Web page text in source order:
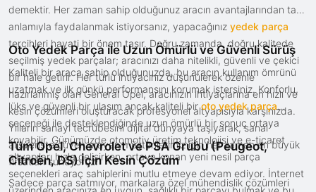
demektir. Her zaman sahip olduğunuz aracın avantajlarından tam
anlamıyla faydalanmak istiyorsanız, yapacağınız yedek parça
tercihleri hayati bir önem taşır. Doğru zamanda, doğru kalitede
seçilmiş yedek parçalar; aracınızı daha nitelikli, güvenli ve çekici
bir hale getirir. Her türlü ihtiyacınız düşünülerek özenle
hazırlanmış olan General Opel, aracınızın ihtiyaçlarına en hızlı ve
kesin çözümleri oluşturacak profesyonel altyapısıyla karşınızda.
Yılların sanayi tecrübesini dijital dünyaya taşıyarak, sanal
alışverişte güven arayan müşterilerimiz için her zaman en büyük
fırsatları sunuyoruz.
Oto Yedek Parça ile Uzun Ömürlü ve Güvenli Sürüş
Kaliteli bir araca sahip olduğunuzda, bu aracın kullanım ömrünü
uzatmak ve ilk günkü performansını korumak istersiniz. Konforlu,
lüks ve güvenli bir ulaşım ancak kaliteli biroto yedek parça
seçeneği ile desteklendiğinde uzun ömürlü bir sonuç ortaya
koyabilir. Günümüzde otomotiv üretim teknolojisi ve e-ticaret
altyapıları hızla gelişirken, ortaya konan yeni nesil parça
seçenekleri araç sahiplerini mutlu etmeye devam ediyor. İnternet
Tüm Opel, Chevrolet ve PSA Grubu (Peugeot,
Citroën, DS) İçin Kesin Çözüm
Sadece parça satmıyor, markalara özel mühendislik çözümleri